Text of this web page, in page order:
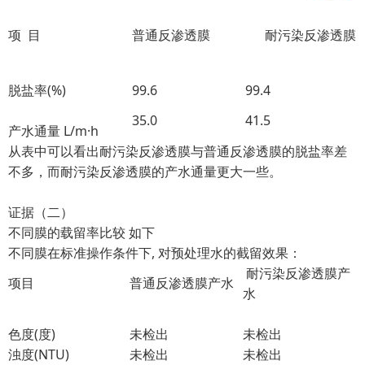
项 目 普通反渗透膜 耐污染反渗透膜
脱盐率(%) 99.6
99.4
35.0
41.5
产水通量 L/m·h
从表中可以看出耐污染反渗透膜与普通反渗透膜的脱盐率差
不多，而耐污染反渗透膜的产水通量更大一些。
证据（二）
不同膜的载留率比较 如下
不同膜在标准操作条件下, 对预处理水的截留效果：
项目
普通反渗透膜产水
耐污染反渗透膜产
水
色度(度) 未检出
未检出
浊度(NTU)
未检出
未检出